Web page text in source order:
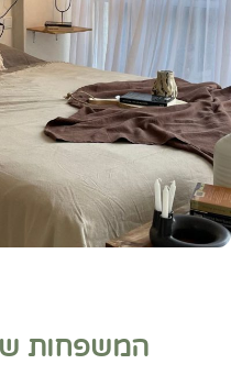
המשפחות